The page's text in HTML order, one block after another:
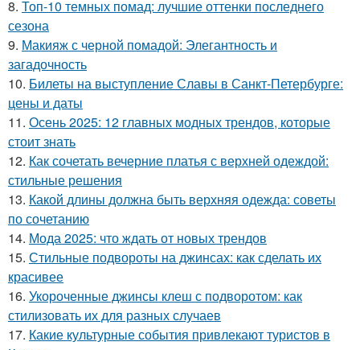
8. Топ-10 темных помад: лучшие оттенки последнего
сезона
9. Макияж с черной помадой: Элегантность и
загадочность
10. Билеты на выступление Славы в Санкт-Петербурге:
цены и даты
11. Осень 2025: 12 главных модных трендов, которые
стоит знать
12. Как сочетать вечерние платья с верхней одеждой:
стильные решения
13. Какой длины должна быть верхняя одежда: советы
по сочетанию
14. Мода 2025: что ждать от новых трендов
15. Стильные подвороты на джинсах: как сделать их
красивее
16. Укороченные джинсы клеш с подворотом: как
стилизовать их для разных случаев
17. Какие культурные события привлекают туристов в